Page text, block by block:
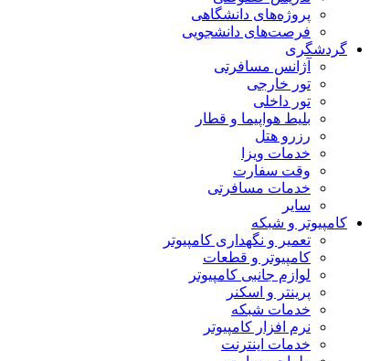
پروژه‌های دانشگاهی
فرصت‌های دانشجویی
گردشگری
آژانس مسافرتی
تور خارجی
تور داخلی
بلیط هواپیما و قطار
رزرو هتل
خدمات ویزا
وقت سفارت
خدمات مسافرتی
سایر
کامپیوتر و شبکه
تعمیر و نگهداری کامپیوتر
کامپیوتر و قطعات
لوازم جانبی کامپیوتر
پرینتر و اسکنر
خدمات شبکه
نرم افزار کامپیوتر
خدمات اینترنت